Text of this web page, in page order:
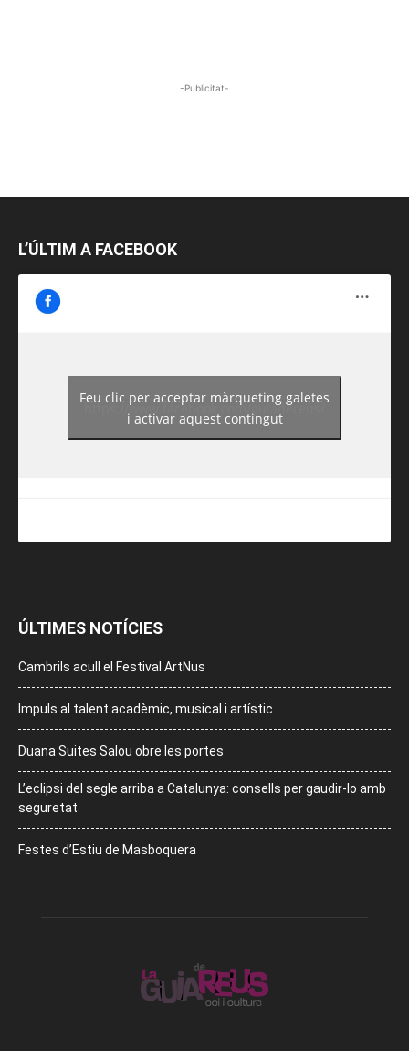
-Publicitat-
L’ÚLTIM A FACEBOOK
https://www.facebook.com/guiadereus/
Feu clic per acceptar màrqueting galetes
i activar aquest contingut
ÚLTIMES NOTÍCIES
Cambrils acull el Festival ArtNus
Impuls al talent acadèmic, musical i artístic
Duana Suites Salou obre les portes
L’eclipsi del segle arriba a Catalunya: consells per gaudir-lo amb
seguretat
Festes d’Estiu de Masboquera